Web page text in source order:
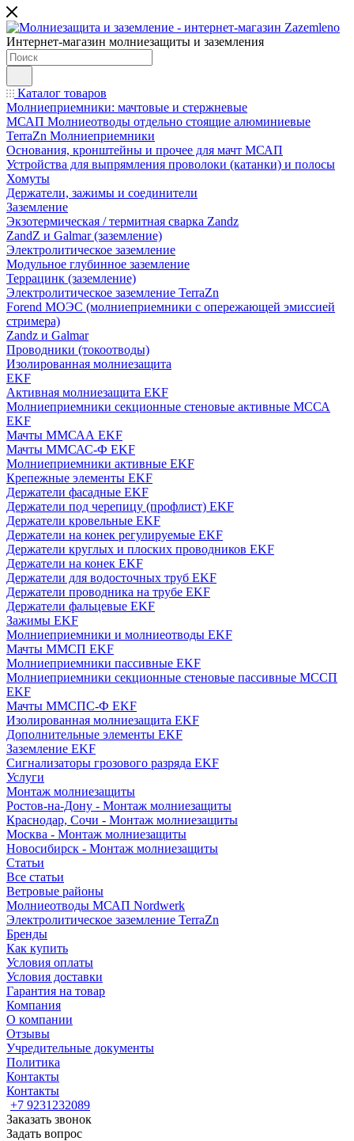
Интернет-магазин молниезащиты и заземления
Каталог товаров
Молниеприемники: мачтовые и стержневые
МСАП Молниеотводы отдельно стоящие алюминиевые
TerraZn Молниеприемники
Основания, кронштейны и прочее для мачт МСАП
Устройства для выпрямления проволоки (катанки) и полосы
Хомуты
Держатели, зажимы и соединители
Заземление
Экзотермическая / термитная сварка Zandz
ZandZ и Galmar (заземление)
Электролитическое заземление
Модульное глубинное заземление
Террацинк (заземление)
Электролитическое заземление TerraZn
Forend МОЭС (молниеприемники с опережающей эмиссией
стримера)
Zandz и Galmar
Проводники (токоотводы)
Изолированная молниезащита
EKF
Активная молниезащита EKF
Молниеприемники секционные стеновые активные МССА
EKF
Мачты ММСАА EKF
Мачты ММСАС-Ф EKF
Молниеприемники активные EKF
Крепежные элементы EKF
Держатели фасадные EKF
Держатели под черепицу (профлист) EKF
Держатели кровельные EKF
Держатели на конек регулируемые EKF
Держатели круглых и плоских проводников EKF
Держатели на конек EKF
Держатели для водосточных труб EKF
Держатели проводника на трубе EKF
Держатели фальцевые EKF
Зажимы EKF
Молниеприемники и молниеотводы EKF
Мачты ММСП EKF
Молниеприемники пассивные EKF
Молниеприемники секционные стеновые пассивные МССП
EKF
Мачты ММСПС-Ф EKF
Изолированная молниезащита EKF
Дополнительные элементы EKF
Заземление EKF
Сигнализаторы грозового разряда EKF
Услуги
Монтаж молниезащиты
Ростов-на-Дону - Монтаж молниезащиты
Краснодар, Сочи - Монтаж молниезащиты
Москва - Монтаж молниезащиты
Новосибирск - Монтаж молниезащиты
Статьи
Все статьи
Ветровые районы
Молниеотводы МСАП Nordwerk
Электролитическое заземление TerraZn
Бренды
Как купить
Условия оплаты
Условия доставки
Гарантия на товар
Компания
О компании
Отзывы
Учредительные документы
Политика
Контакты
Контакты
+7 9231232089
Заказать звонок
Задать вопрос